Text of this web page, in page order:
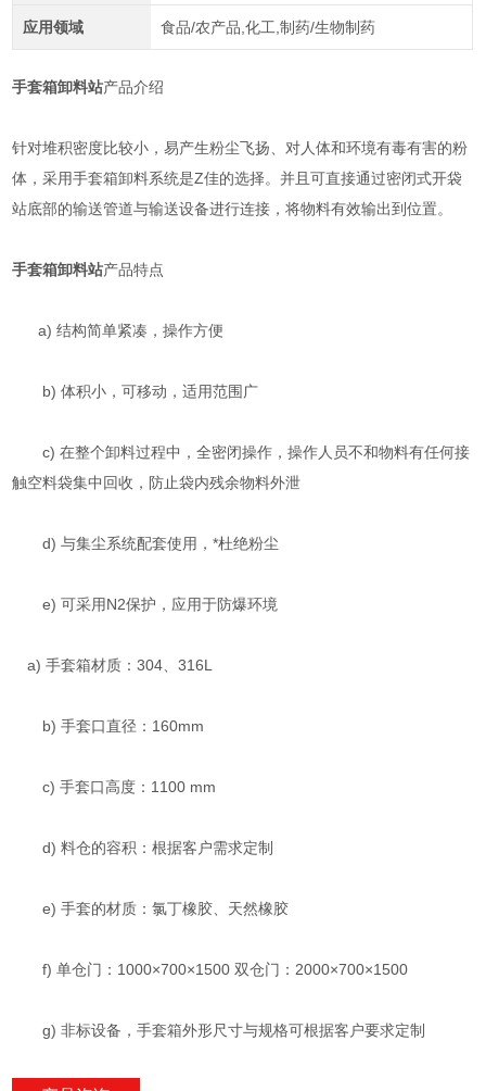
应用领域 食品/农产品,化工,制药/生物制药
手套箱卸料站产品介绍
针对堆积密度比较小，易产生粉尘飞扬、对人体和环境有毒有害的粉
体，采用手套箱卸料系统是Z佳的选择。并且可直接通过密闭式开袋
站底部的输送管道与输送设备进行连接，将物料有效输出到位置。
手套箱卸料站产品特点
a) 结构简单紧凑，操作方便
b) 体积小，可移动，适用范围广
c) 在整个卸料过程中，全密闭操作，操作人员不和物料有任何接
触空料袋集中回收，防止袋内残余物料外泄
d) 与集尘系统配套使用，*杜绝粉尘
e) 可采用N2保护，应用于防爆环境
a) 手套箱材质：304、316L
b) 手套口直径：160mm
c) 手套口高度：1100 mm
d) 料仓的容积：根据客户需求定制
e) 手套的材质：氯丁橡胶、天然橡胶
f) 单仓门：1000×700×1500 双仓门：2000×700×1500
g) 非标设备，手套箱外形尺寸与规格可根据客户要求定制